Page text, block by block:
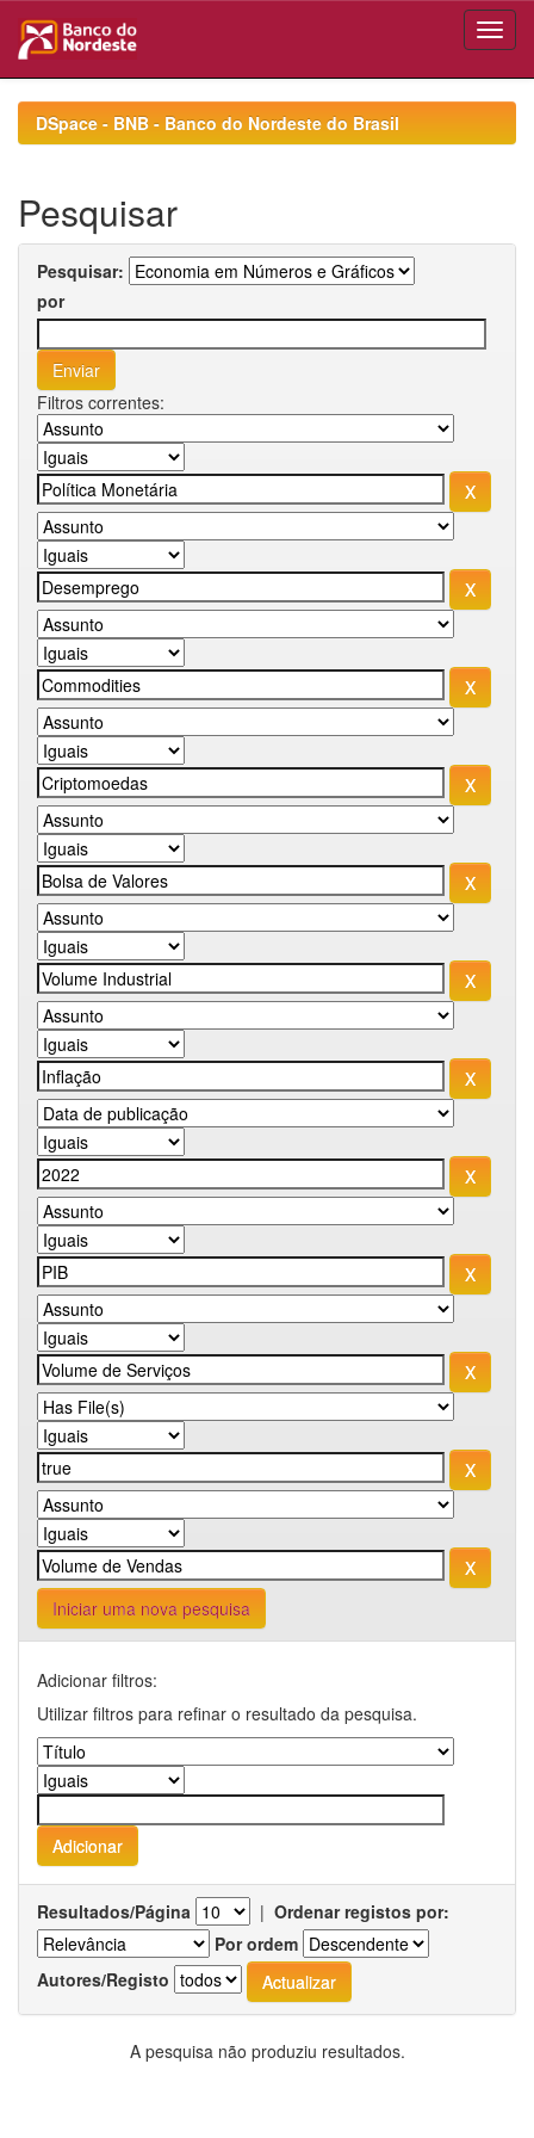
navigationDSpace - BNB - Banco do Nordeste do Brasil
Pesquisar
Pesquisar:
por
Filtros correntes:
Iniciar uma nova pesquisa
Adicionar filtros:
Utilizar filtros para refinar o resultado da pesquisa.
Resultados/Página | Ordenar registos por:
Por ordem
Autores/Registo
A pesquisa não produziu resultados.